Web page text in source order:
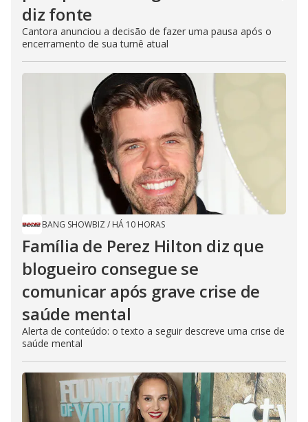
diz fonte
Cantora anunciou a decisão de fazer uma pausa após o
encerramento de sua turnê atual
BANG SHOWBIZ / HÁ 10 HORAS
Família de Perez Hilton diz que
blogueiro consegue se
comunicar após grave crise de
saúde mental
Alerta de conteúdo: o texto a seguir descreve uma crise de
saúde mental